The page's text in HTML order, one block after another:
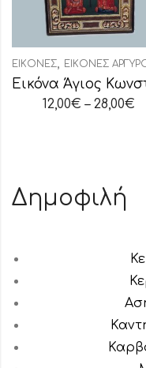
ΕΙΚΌΝΕΣ, ΕΙΚΌΝΕΣ
12,00€ – 28,00€
Δημοφιλή